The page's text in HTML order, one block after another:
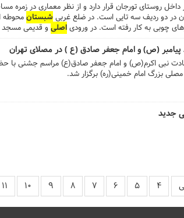
روستای تورجان قرار دارد و از نظر معماری در
دو ردیف سه تایی است. در ضلع غربی شبستانمحوطه
چوبی به کار رفته است. در ورودیاصلی و قدیمی مسجد
ایجاد شود. ...
(ص) و امام جعفر صادق (ع ) در مصلای تهران
نبی اکرم(ص) و امام جعفر صادق(ع) مراسم جشنی با
مصلی بزرگ امام خمینی(ره) برگزار شد.
جدید
۴ ۵ ۶ ۷ ۸ ۹ ۱۰ ۱۱